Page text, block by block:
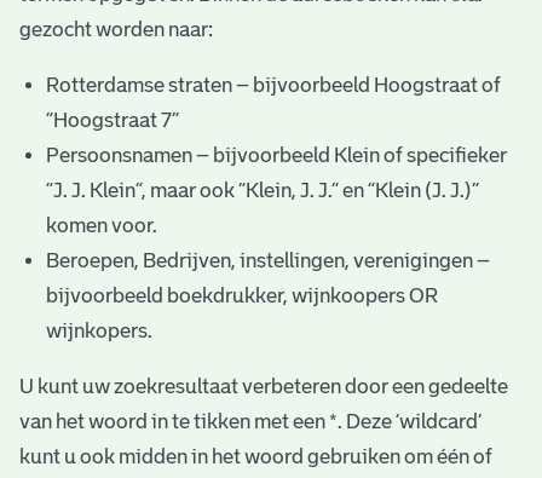
gezocht worden naar:
Rotterdamse straten – bijvoorbeeld Hoogstraat of
“Hoogstraat 7”
Persoonsnamen – bijvoorbeeld Klein of specifieker
“J. J. Klein”, maar ook ”Klein, J. J.” en “Klein (J. J.)”
komen voor.
Beroepen, Bedrijven, instellingen, verenigingen –
bijvoorbeeld boekdrukker, wijnkoopers OR
wijnkopers.
U kunt uw zoekresultaat verbeteren door een gedeelte
van het woord in te tikken met een *. Deze ‘wildcard’
kunt u ook midden in het woord gebruiken om één of